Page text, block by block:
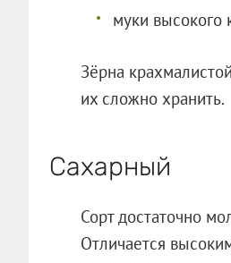
муки высокого
Зёрна
их сложно хранить.
Сахарный
Сорт достаточно
Отличается